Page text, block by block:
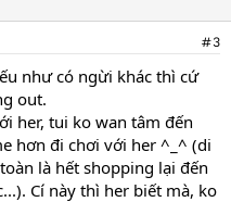
#3
như có ngừi khác thì cứ
out.
her, tui ko wan tâm đến
hơn đi chơi với her ^_^ (di
là hết shopping lại đến
Cí này thì her biết mà, ko